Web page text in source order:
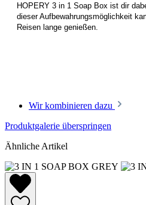
HOPERY 3 in 1 Soap Box ist dir
dieser Aufbewahrungsmöglichkeit
Reisen lange genießen.
Wir kombinieren dazu
Produktgalerie überspringen
Ähnliche Artikel